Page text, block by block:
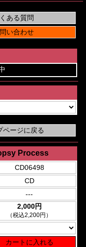
Process
CD06498
CD
---
2,000円
（税込2,200円）